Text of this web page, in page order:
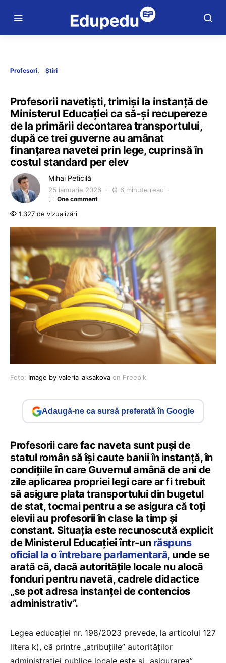
Profesori Știri
Profesorii navetiști, trimiși la instanță de
Ministerul Educației ca să-și recupereze
de la primării decontarea transportului,
după ce trei guverne au amânat
finanțarea navetei prin lege, cuprinsă în
costul standard per elev
Mihai Peticilă
25 ianuarie 2026 6 minute read
One comment
1.327 de vizualizări
Foto: Image by valeria_aksakova on Freepik
Adaugă-ne ca sursă preferată în Google
Profesorii care fac naveta sunt puși de
statul român să își caute banii în instanță, în
condițiile în care Guvernul amână de ani de
zile aplicarea propriei legi care ar fi trebuit
să asigure plata transportului din bugetul
de stat, tocmai pentru a se asigura că toți
elevii au profesorii în clase la timp și
constant. Situația este recunoscută explicit
de Ministerul Educației într-un răspuns
oficial la o întrebare parlamentară,unde se
arată că, dacă autoritățile locale nu alocă
fonduri pentru navetă, cadrele didactice
„se pot adresa instanței de contencios
administrativ”.
Legea educației nr. 198/2023 prevede, la articolul 127
litera k), că printre „atribuțiile” autorităților